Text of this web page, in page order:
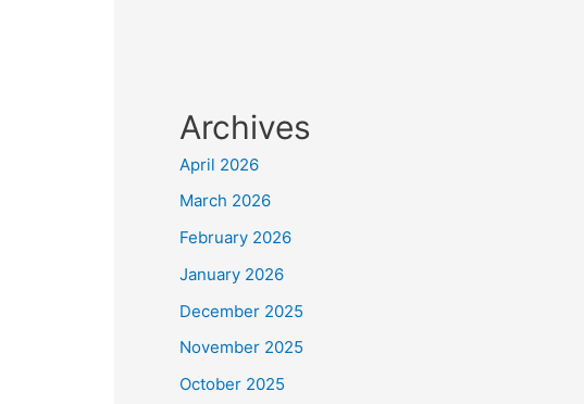
Archives
April 2026
March 2026
February 2026
January 2026
December 2025
November 2025
October 2025